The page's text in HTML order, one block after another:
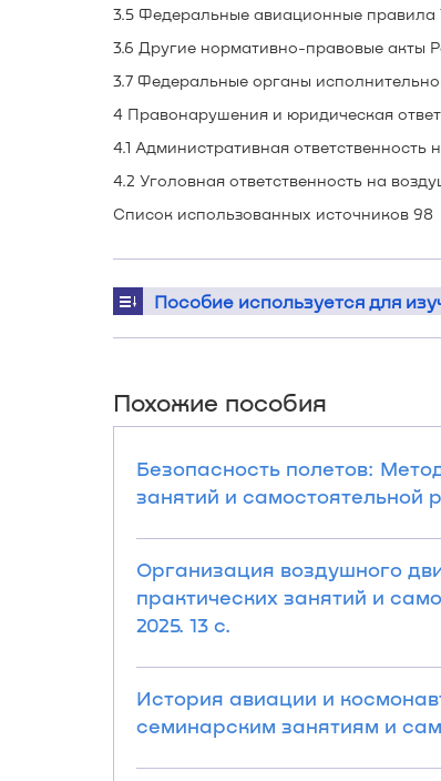
3.5 Федеральные авиационные правила
3.6 Другие нормативно-правовые акты
3.7 Федеральные органы
4 Правонарушения и юридическая
4.1 Административная ответственность
4.2 Уголовная ответственность на
Список использованных источников 98
Пособие используется для
Похожие пособия
Безопасность полетов:
занятий и самостоятельной
Организация воздушного
практических занятий и
2025. 13 с.
История авиации и
семинарским занятиям и